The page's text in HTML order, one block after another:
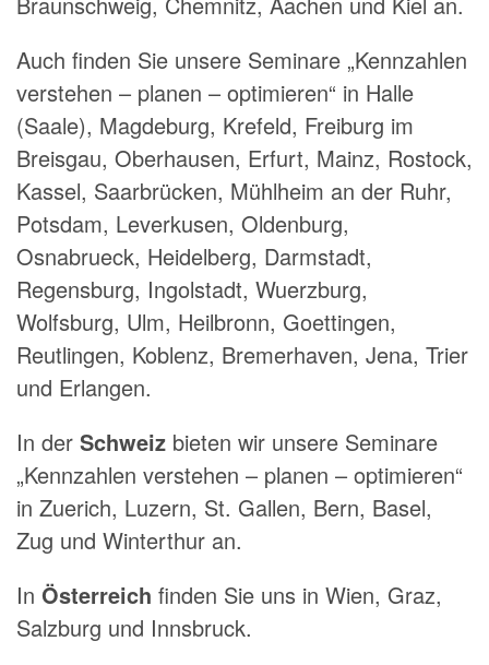
Auch finden Sie unsere Seminare „Kennzahlen
verstehen – planen – optimieren“ in Halle
(Saale), Magdeburg, Krefeld, Freiburg im
Breisgau, Oberhausen, Erfurt, Mainz, Rostock,
Kassel, Saarbrücken, Mühlheim an der Ruhr,
Potsdam, Leverkusen, Oldenburg,
Osnabrueck, Heidelberg, Darmstadt,
Regensburg, Ingolstadt, Wuerzburg,
Wolfsburg, Ulm, Heilbronn, Goettingen,
Reutlingen, Koblenz, Bremerhaven, Jena, Trier
und Erlangen.
In der Schweiz bieten wir unsere Seminare
„Kennzahlen verstehen – planen – optimieren“
in Zuerich, Luzern, St. Gallen, Bern, Basel,
Zug und Winterthur an.
In Österreich finden Sie uns in Wien, Graz,
Salzburg und Innsbruck.